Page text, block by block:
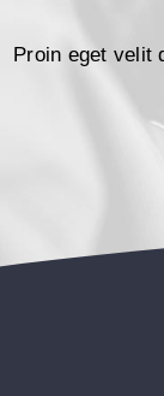
Proin eget velit